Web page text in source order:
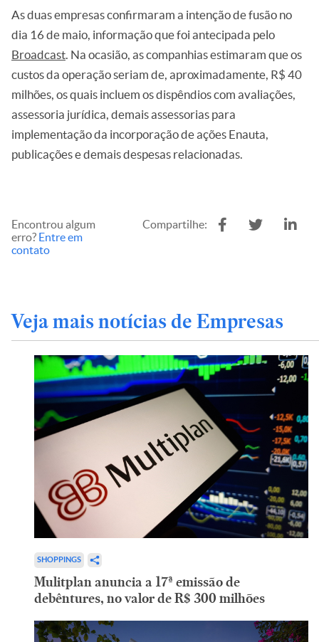
As duas empresas confirmaram a intenção de fusão no
dia 16 de maio, informação que foi antecipada pelo
Broadcast. Na ocasião, as companhias estimaram que os
custos da operação seriam de, aproximadamente, R$ 40
milhões, os quais incluem os dispêndios com avaliações,
assessoria jurídica, demais assessorias para
implementação da incorporação de ações Enauta,
publicações e demais despesas relacionadas.
Encontrou algum
erro? Entre em
contato
Compartilhe:
Veja mais notícias de Empresas
SHOPPINGS
Mulitplan anuncia a 17ª emissão de
debêntures, no valor de R$ 300 milhões